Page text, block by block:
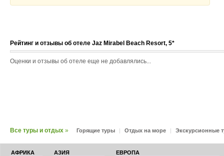
Рейтинг и отзывы об отеле Jaz Mirabel Beach Resort, 5*
Оценки и отзывы об отеле еще не добавлялись...
Все туры и отдых » Горящие туры | Отдых на море | Экскурсионные
АФРИКА
АЗИЯ
ЕВРОПА